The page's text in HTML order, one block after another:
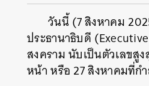
วันนี้ (7 สิงหาคม
ประธานาธิบดี
สงคราม นับเป็นตัวเลขสู
หน้า หรือ 27 สิงหาคมที่ก